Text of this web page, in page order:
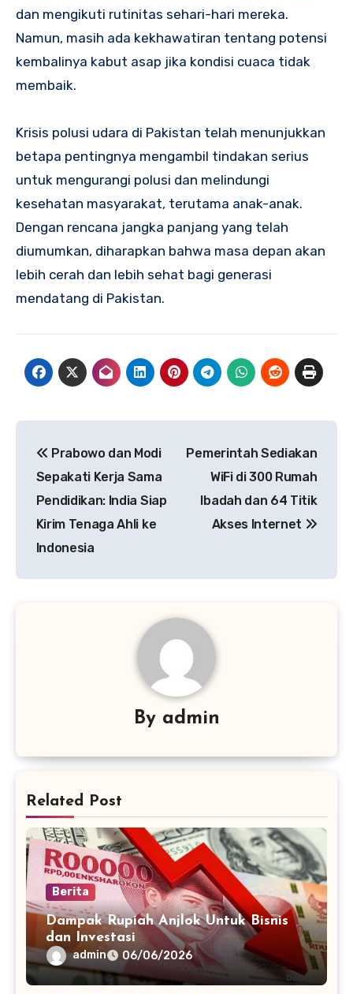
dan mengikuti rutinitas sehari-hari mereka.
Namun, masih ada kekhawatiran tentang potensi
kembalinya kabut asap jika kondisi cuaca tidak
membaik.
Krisis polusi udara di Pakistan telah menunjukkan
betapa pentingnya mengambil tindakan serius
untuk mengurangi polusi dan melindungi
kesehatan masyarakat, terutama anak-anak.
Dengan rencana jangka panjang yang telah
diumumkan, diharapkan bahwa masa depan akan
lebih cerah dan lebih sehat bagi generasi
mendatang di Pakistan.
pos
Prabowo dan Modi
Sepakati Kerja Sama
Pendidikan: India Siap
Kirim Tenaga Ahli ke
Indonesia
Pemerintah Sediakan
WiFi di 300 Rumah
Ibadah dan 64 Titik
Akses Internet
By admin
Related Post
Berita
Dampak Rupiah Anjlok Untuk Bisnis
dan Investasi
admin 06/06/2026